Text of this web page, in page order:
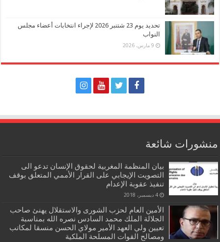
تحديد يوم 23 شتنبر 2026 لإجراء انتخابات أعضاء مجلس
النواب
9 مارس، 2026
منشورات شائعة
بيان المنظمة المغربية لحقوق الإنسان تدعو الى
التصويت الإيجابي على القرار الأممي المتعلق بوقف
تنفيذ عقوبة الإعدام
4 ديسمبر، 2018
الأمين العام لحزب الشورى والاستقلال يهنئ صاحب
الجلالة الملك محمد السادس نصره الله بمناسبة
تعيين ولي العهد الأمير مولاي الحسن منسقا لمكاتب
ومصالح القوات المسلحة الملكية